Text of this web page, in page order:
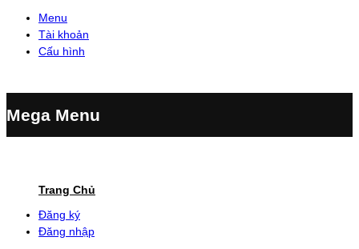
Menu
Tài khoản
Cấu hình
Mega Menu
Trang Chủ
Đăng ký
Đăng nhập